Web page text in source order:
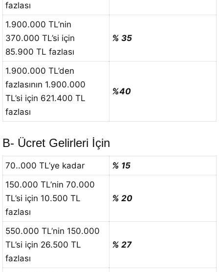
fazlası
1.900.000 TL’nin
370.000 TL’si için
85.900 TL fazlası
% 35
1.900.000 TL’den
fazlasının 1.900.000
TL’si için 621.400 TL
fazlası
%40
B- Ücret Gelirleri İçin
70..000 TL’ye kadar
% 15
150.000 TL’nin 70.000
TL’si için 10.500 TL
fazlası
% 20
550.000 TL’nin 150.000
TL’si için 26.500 TL
fazlası
% 27